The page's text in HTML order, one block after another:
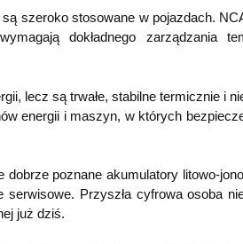
szeroko stosowane w pojazdach.
dokładnego zarządzania
lecz są trwałe, stabilne termicznie i
energii i maszyn, w których
poznane akumulatory litowo-
Przyszła cyfrowa osoba
już dziś.